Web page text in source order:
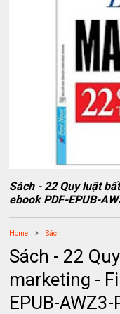
Sách - 22 Quy luật
ebook PDF-EPUB-
Home Sách
Sách - 22
marketing -
EPUB-AWZ3-